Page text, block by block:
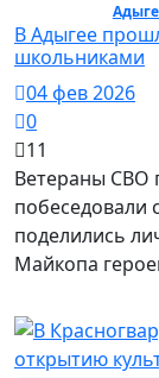
В Адыгее
школьниками
04 фев 2026
0
11
Ветераны СВО
побеседовали
поделились
Майкопа